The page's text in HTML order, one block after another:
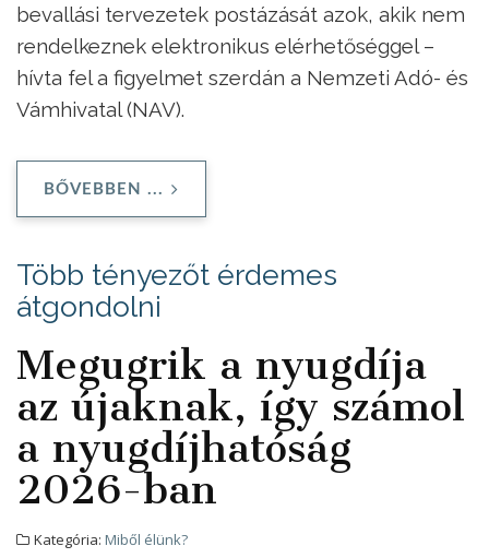
bevallási tervezetek postázását azok, akik nem
rendelkeznek elektronikus elérhetőséggel –
hívta fel a figyelmet szerdán a Nemzeti Adó- és
Vámhivatal (NAV).
BŐVEBBEN ...
Több tényezőt érdemes
átgondolni
Megugrik a nyugdíja
az újaknak, így számol
a nyugdíjhatóság
2026-ban
Kategória: Miből élünk?